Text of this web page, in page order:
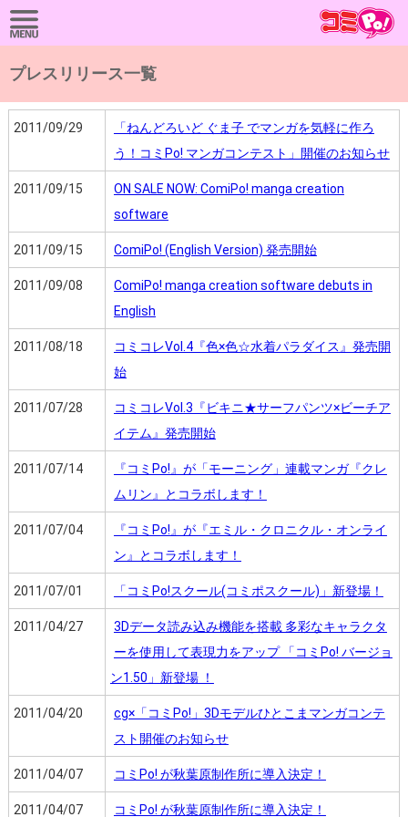
プレスリリース一覧
2011/09/29
「ねんどろいど ぐま子 でマンガを気軽に作ろ
う！コミPo! マンガコンテスト」開催のお知らせ
2011/09/15
ON SALE NOW: ComiPo! manga creation
software
2011/09/15 ComiPo! (English Version) 発売開始
2011/09/08
ComiPo! manga creation software debuts in
English
2011/08/18
コミコレVol.4『色×色☆水着パラダイス』発売開
始
2011/07/28
コミコレVol.3『ビキニ★サーフパンツ×ビーチア
イテム』発売開始
2011/07/14
『コミPo!』が「モーニング」連載マンガ『クレ
ムリン』とコラボします！
2011/07/04
『コミPo!』が『エミル・クロニクル・オンライ
ン』とコラボします！
2011/07/01 「コミPo!スクール(コミポスクール)」新登場！
2011/04/27
3Dデータ読み込み機能を搭載 多彩なキャラクタ
ーを使用して表現力をアップ 「コミPo! バージョ
ン1.50」新登場 ！
2011/04/20
cg×「コミPo!」3Dモデルひとこまマンガコンテ
スト開催のお知らせ
2011/04/07 コミPo! が秋葉原制作所に導入決定！
2011/04/07 コミPo! が秋葉原制作所に導入決定！